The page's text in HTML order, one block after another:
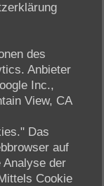
des
Anbieter
Inc.,
View, CA
Das
auf
Analyse der
Cookie